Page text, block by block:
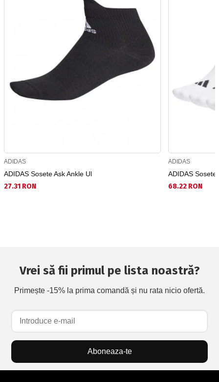
ADIDAS
ADIDAS Sosete Ask Ankle Ul
27.31 RON
ADIDAS
ADIDAS
68.22 RON
Vrei să fii primul pe lista noastră?
Primește -15% la prima comandă și nu rata nicio ofertă.
Aboneaza-te